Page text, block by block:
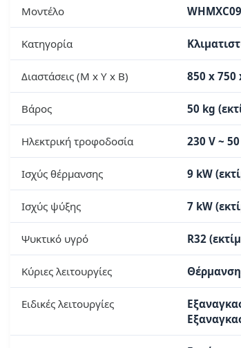
Μοντέλο
Κατηγορία
Διαστάσεις (Μ x Υ x Β) 850 x 750
Βάρος 50 kg
Ηλεκτρική τροφοδοσία 230 V ~
Ισχύς θέρμανσης 9 kW
Ισχύς ψύξης 7 kW
Ψυκτικό υγρό R32
Κύριες λειτουργίες
Ειδικές λειτουργίες